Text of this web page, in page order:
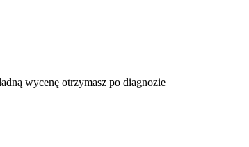
wycenę otrzymasz po diagnozie